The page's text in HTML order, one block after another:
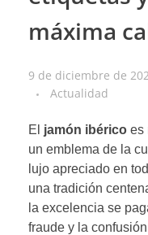
máxima
9 de diciembre de
Actualidad
El jamón ibérico es
un emblema de la
lujo apreciado en
una tradición
la excelencia se
fraude y la